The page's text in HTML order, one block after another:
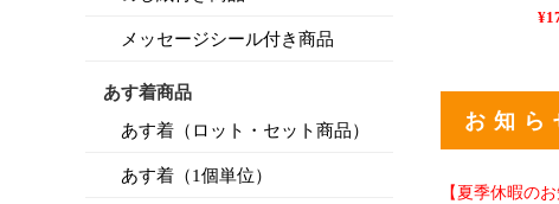
お知ら
【夏季休暇のお
メッセージシール付き商品
あす着商品
あす着（ロット・セット商品）
あす着（1個単位）